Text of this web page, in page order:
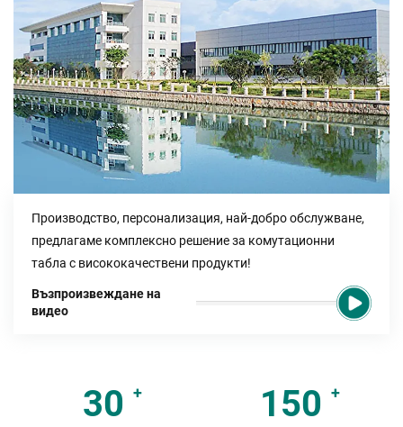
Производство, персонализация, най-добро обслужване,
предлагаме комплексно решение за комутационни
табла с висококачествени продукти!
Възпроизвеждане на
видео
30 150